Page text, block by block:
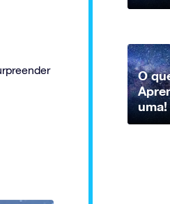
O
uma!